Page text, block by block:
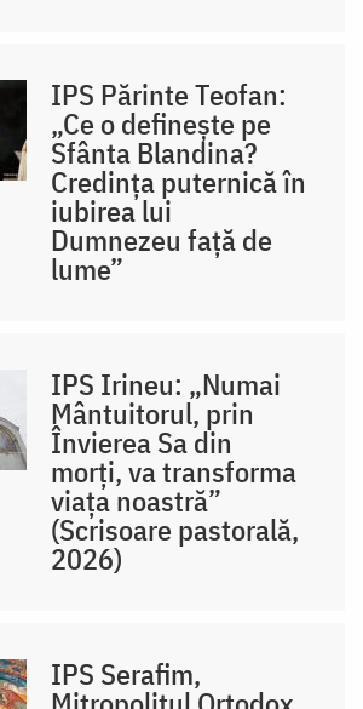
IPS Părinte Teofan:
„Ce o definește pe
Sfânta Blandina?
Credința puternică în
iubirea lui
Dumnezeu față de
lume”
IPS Irineu: „Numai
Mântuitorul, prin
Învierea Sa din
morți, va transforma
viața noastră”
(Scrisoare pastorală,
2026)
IPS Serafim,